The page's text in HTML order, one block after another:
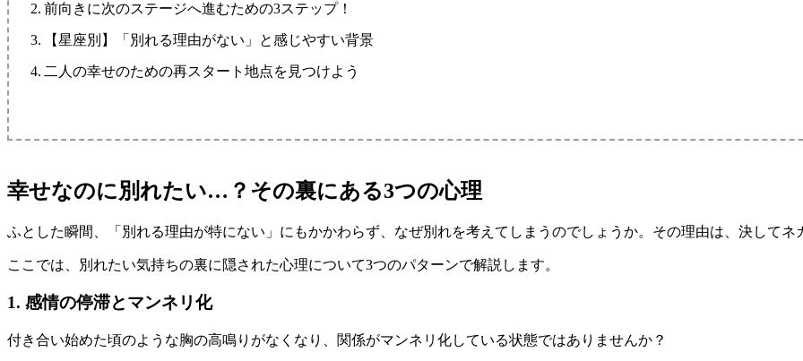
前向きに次のステージへ進むための3ステップ！
【星座別】「別れる理由がない」と感じやすい背景
二人の幸せのための再スタート地点を見つけよう
幸せなのに別れたい…？その裏にある3つの心理
ふとした瞬間、「別れる理由が特にない」にもかかわらず、なぜ別れを考えてしまうのでしょうか。その理由は、決して
ここでは、別れたい気持ちの裏に隠された心理について3つのパターンで解説します。
1. 感情の停滞とマンネリ化
付き合い始めた頃のような胸の高鳴りがなくなり、関係がマンネリ化している状態ではありませんか？